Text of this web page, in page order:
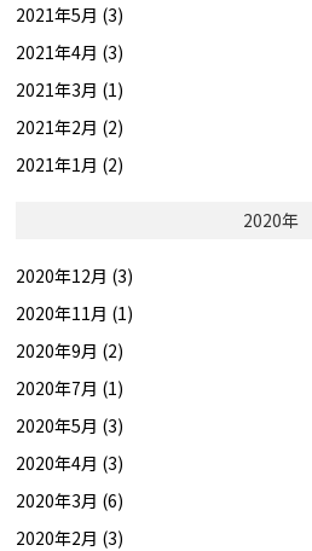
2021年5月 (3)
2021年4月 (3)
2021年3月 (1)
2021年2月 (2)
2021年1月 (2)
2020年
2020年12月 (3)
2020年11月 (1)
2020年9月 (2)
2020年7月 (1)
2020年5月 (3)
2020年4月 (3)
2020年3月 (6)
2020年2月 (3)